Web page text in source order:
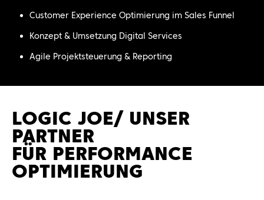
Customer Experience Optimierung im Sales Funnel
Konzept & Umsetzung Digital Services
Agile Projektsteuerung & Reporting
LOGIC JOE/ UNSER
PARTNER
FÜR PERFORMANCE
OPTIMIERUNG